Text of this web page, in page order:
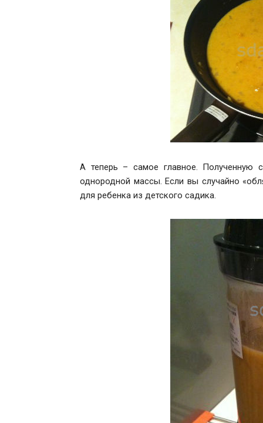
А теперь – самое главное. Полученную
однородной массы. Если вы случайно
для ребенка из детского садика.